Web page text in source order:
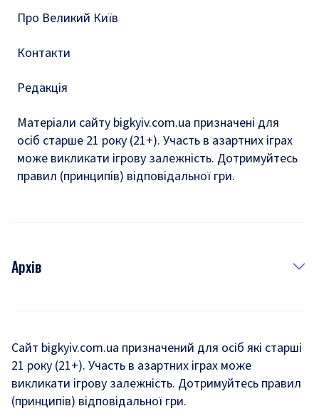
Про Великий Київ
Контакти
Редакція
Матеріали сайту bigkyiv.com.ua призначені для
осіб старше 21 року (21+). Участь в азартних іграх
може викликати ігрову залежність. Дотримуйтесь
правил (принципів) відповідальної гри.
Архів
Комуналка
Хроніки війни
Сайт bigkyiv.com.ua призначений для осіб які старші
21 року (21+). Участь в азартних іграх може
викликати ігрову залежність. Дотримуйтесь правил
(принципів) відповідальної гри.